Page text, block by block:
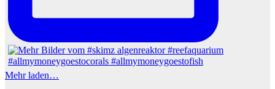
Mehr laden…